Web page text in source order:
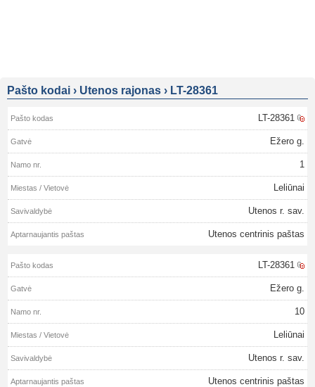
Pašto kodai › Utenos rajonas › LT-28361
LT-28361
Ežero g.
1
Leliūnai
Utenos r. sav.
Utenos centrinis paštas
LT-28361
Ežero g.
10
Leliūnai
Utenos r. sav.
Utenos centrinis paštas